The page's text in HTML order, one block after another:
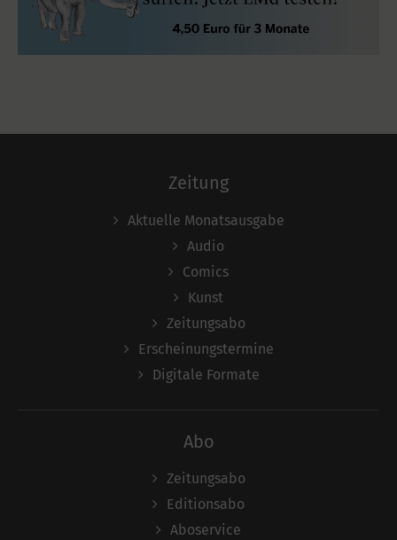
Zeitung
Aktuelle Monatsausgabe
Audio
Comics
Kunst
Zeitungsabo
Erscheinungstermine
Digitale Formate
Abo
Zeitungsabo
Editionsabo
Aboservice